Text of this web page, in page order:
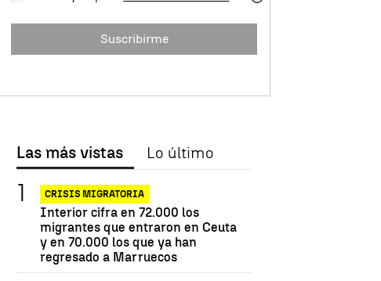
Suscribirme
Las más vistas Lo último
CRISIS MIGRATORIA
Interior cifra en 72.000 los
migrantes que entraron en Ceuta
y en 70.000 los que ya han
regresado a Marruecos